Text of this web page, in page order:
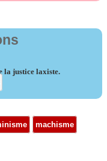
la justice laxiste.
machisme